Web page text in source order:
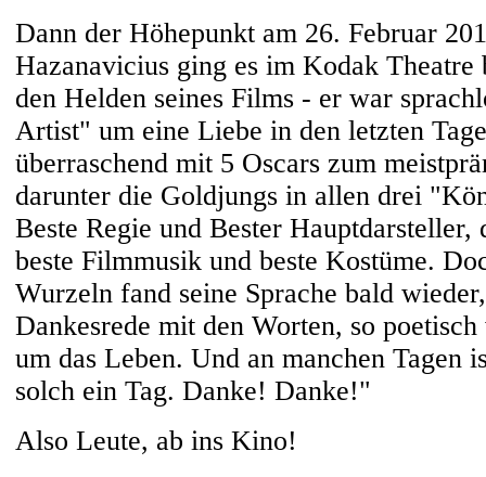
Dann der Höhepunkt am 26. Februar
Hazanavicius ging es im Kodak
den Helden seines Films - er war
Artist" um eine Liebe in den letzten
überraschend mit 5 Oscars zum
darunter die Goldjungs in allen drei
Beste Regie und Bester
beste Filmmusik und beste Kostüme.
Wurzeln fand seine Sprache bald
Dankesrede mit den Worten, so
um das Leben. Und an manchen Tagen
solch ein Tag. Danke! Danke!"
Also Leute, ab ins Kino!